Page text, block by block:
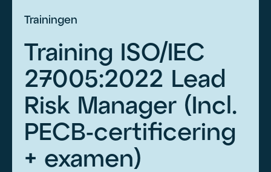
Trainingen
Training ISO/IEC
27005:2022 Lead
Risk Manager (Incl.
PECB-certificering
+ examen)